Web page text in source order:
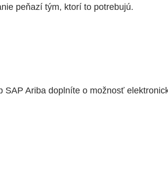
peňazí tým, ktorí to potrebujú.
Ariba doplníte o možnosť